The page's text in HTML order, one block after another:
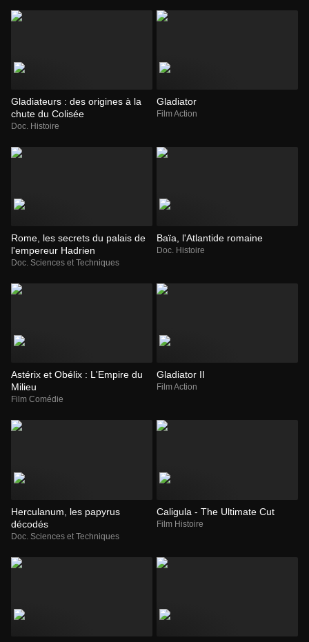
Gladiateurs : des origines à la
chute du Colisée
Doc. Histoire
Gladiator
Film Action
Rome, les secrets du palais de
l'empereur Hadrien
Doc. Sciences et Techniques
Baïa, l'Atlantide romaine
Doc. Histoire
Astérix et Obélix : L'Empire du
Milieu
Film Comédie
Gladiator II
Film Action
Herculanum, les papyrus
décodés
Doc. Sciences et Techniques
Caligula - The Ultimate Cut
Film Histoire